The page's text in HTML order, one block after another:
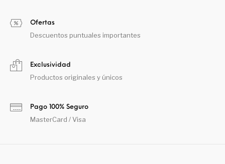
Ofertas
Descuentos puntuales importantes
Exclusividad
Productos originales y únicos
Pago 100% Seguro
MasterCard / Visa